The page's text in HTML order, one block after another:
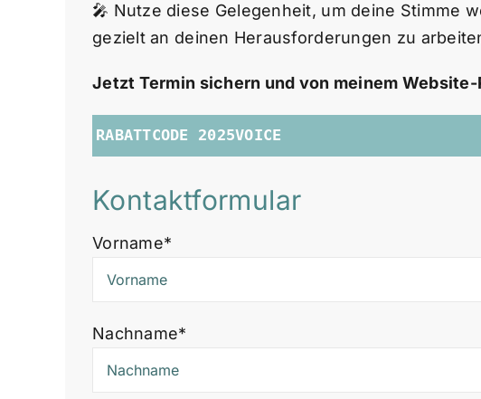
🎤 Nutze diese Gelegenheit, um deine Stimme
gezielt an deinen Herausforderungen zu
Jetzt Termin sichern und von meinem
Syntax
RABATTCODE 2025VOICE
Kontaktformular
Vorname*
Nachname*